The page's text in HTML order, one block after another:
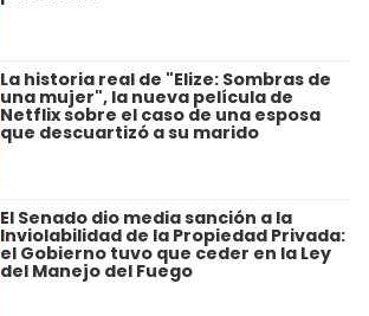
La historia real de "Elize: Sombras de
una mujer", la nueva película de
Netflix sobre el caso de una esposa
que descuartizó a su marido
El Senado dio media sanción a la
Inviolabilidad de la Propiedad Privada:
el Gobierno tuvo que ceder en la Ley
del Manejo del Fuego